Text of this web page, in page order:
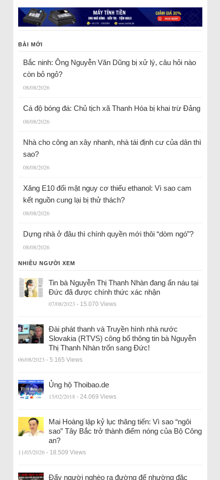
BÀI MỚI
Bắc ninh: Ông Nguyễn Văn Dũng bị xử lý, câu hỏi nào
còn bỏ ngỏ?
08/08/2026
Cá độ bóng đá: Chủ tịch xã Thanh Hóa bị khai trừ Đảng
08/08/2026
Nhà cho công an xây nhanh, nhà tái định cư của dân thì
sao?
08/08/2026
Xăng E10 đối mặt nguy cơ thiếu ethanol: Vì sao cam
kết nguồn cung lại bị thử thách?
08/08/2026
Dựng nhà ở đâu thì chính quyền mới thôi “dòm ngó”?
08/08/2026
NHIỀU NGƯỜI XEM
Tin bà Nguyễn Thị Thanh Nhàn đang ẩn náu tại
Đức đã được chính thức xác nhận
07/08/2023 - 15.070 Views
Đài phát thanh và Truyền hình nhà nước
Slovakia (RTVS) công bố thông tin bà Nguyễn
Thị Thanh Nhàn trốn sang Đức!
06/08/2023 - 5.165 Views
Ủng hộ Thoibao.de
15/02/2018 - 24.069 Views
Mai Hoàng lập kỷ lục thăng tiến: Vì sao “ngôi
sao” Tây Bắc trở thành điểm nóng của Bộ Công
an?
11/05/2026 - 18.509 Views
Đẩy người nghèo ra đường để nhường đặc